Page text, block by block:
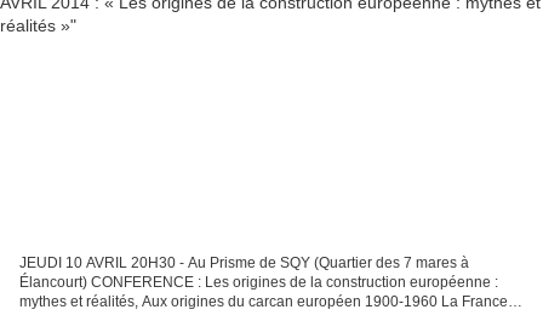
JEUDI 10 AVRIL 20H30 - Au Prisme de SQY (Quartier des 7 mares à
Élancourt) CONFERENCE : Les origines de la construction européenne :
mythes et réalités, Aux origines du carcan européen 1900-1960 La France